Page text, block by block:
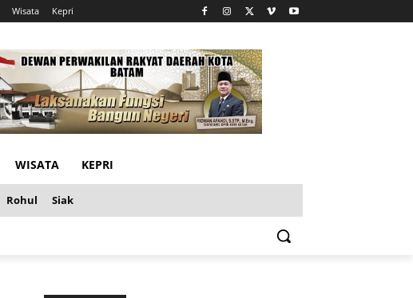
Wisata Kepri
WISATA KEPRI
Rohul Siak